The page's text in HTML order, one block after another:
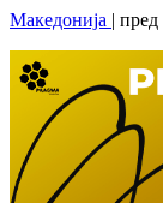
Македонија |